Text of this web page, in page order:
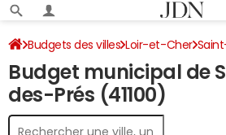
Budgets des villes Loir-et-Cher
Budget 2024
Budget municipal de
des-Prés (41100)